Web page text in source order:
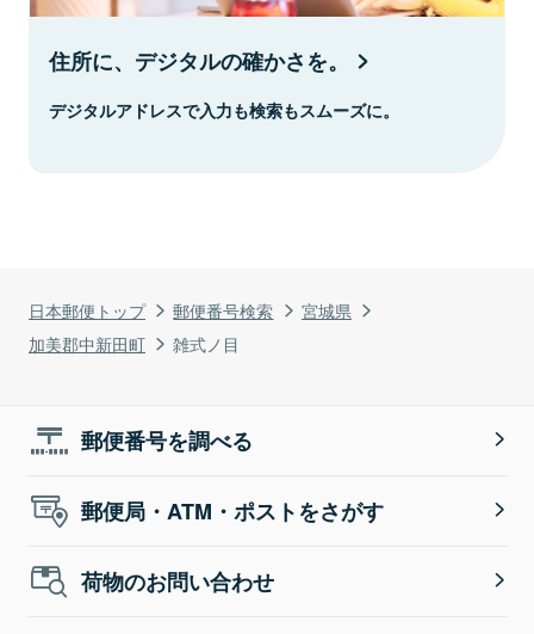
日本郵便トップ 郵便番号検索
宮城県
加美郡中新田町
雑式ノ目
住所に、デジタルの確かさを。
デジタルアドレスで入力も検索もスムーズに。
郵便番号を調べる
郵便局・ATM・ポストをさがす
荷物のお問い合わせ